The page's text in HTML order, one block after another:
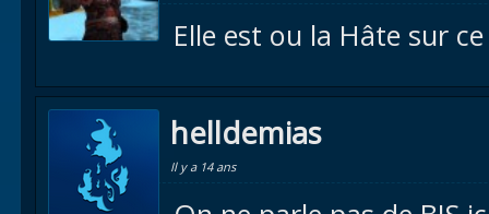
Elle est ou la Hâte sur
helldemias
Il y a 14 ans